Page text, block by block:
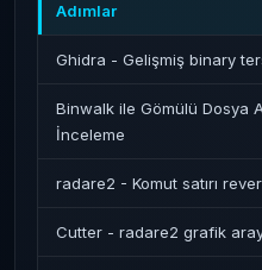
Adımlar
Ghidra - Gelişmiş binary
Binwalk ile Gömülü Dosya
İnceleme
radare2 - Komut satırı
Cutter - radare2 grafik